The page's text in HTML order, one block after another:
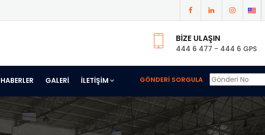
BİZE ULAŞIN
444 6 477 - 444 6 GPS
HABERLER GALERİ İLETİŞİM GÖNDERİ SORGULA